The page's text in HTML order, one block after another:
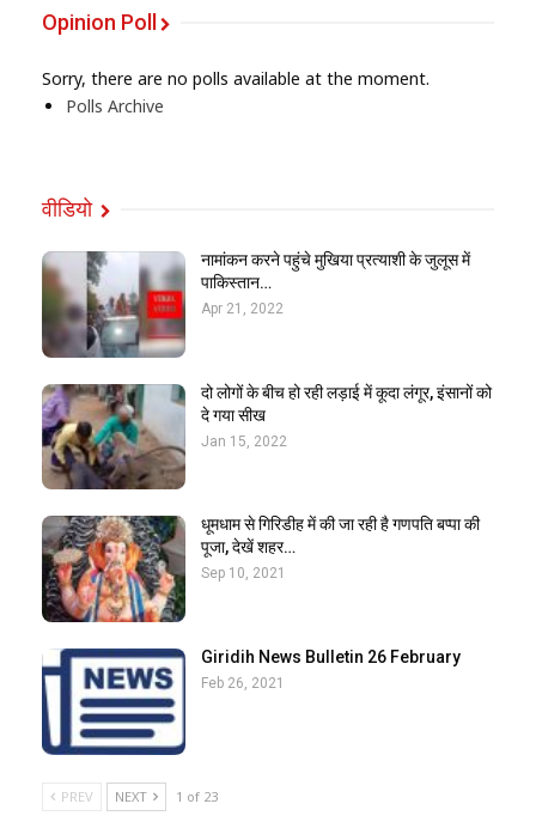
Opinion Poll
Sorry, there are no polls available at the moment.
Polls Archive
वीडियो
नामांकन करने पहुंचे मुखिया प्रत्याशी के जुलूस में
पाकिस्तान…
Apr 21, 2022
दो लोगों के बीच हो रही लड़ाई में कूदा लंगूर, इंसानों को
दे गया सीख
Jan 15, 2022
धूमधाम से गिरिडीह में की जा रही है गणपति बप्पा की
पूजा, देखें शहर…
Sep 10, 2021
Giridih News Bulletin 26 February
Feb 26, 2021
PREV NEXT 1 of 23